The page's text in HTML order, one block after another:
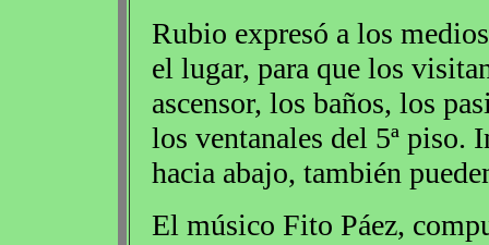
Rubio expresó a los
el lugar, para que los
ascensor, los baños, los
los ventanales del 5ª piso.
hacia abajo, también
El músico Fito Páez,